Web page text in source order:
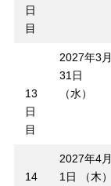
日
目
13
日
目
2027年3月
31日
（水）
14
2027年4月
1日 （木）